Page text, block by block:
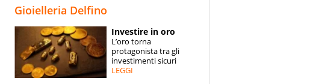
ESPERTI
CONTATTI
Gioielleria Delfino
Investire in oro
L’oro torna
protagonista tra gli
investimenti sicuri
LEGGI